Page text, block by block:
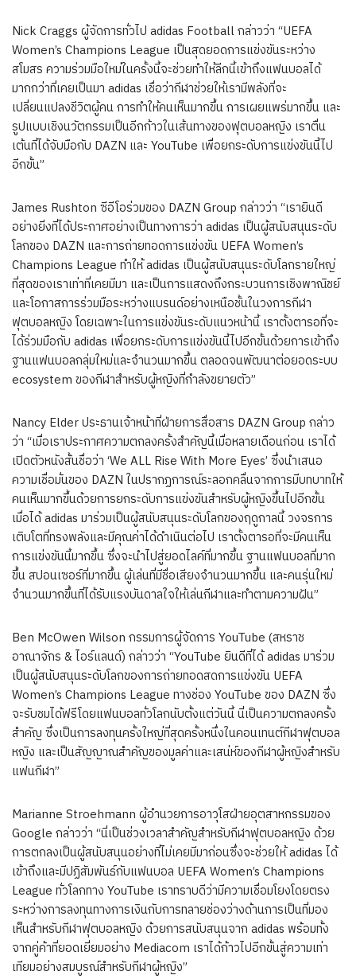
Nick Craggs ผู้จัดการทั่วไป adidas Football กล่าวว่า “UEFA
Women’s Champions League เป็นสุดยอดการแข่งขันระหว่าง
สโมสร ความร่วมมือใหม่ในครั้งนี้จะช่วยทำให้ลีกนี้เข้าถึงแฟนบอลได้
มากกว่าที่เคยเป็นมา adidas เชื่อว่ากีฬาช่วยให้เรามีพลังที่จะ
เปลี่ยนแปลงชีวิตผู้คน การทำให้คนเห็นมากขึ้น การเผยแพร่มากขึ้น และ
รูปแบบเชิงนวัตกรรมเป็นอีกก้าวในเส้นทางของฟุตบอลหญิง เราตื่น
เต้นที่ได้จับมือกับ DAZN และ YouTube เพื่อยกระดับการแข่งขันนี้ไป
อีกขั้น”
James Rushton ซีอีโอร่วมของ DAZN Group กล่าวว่า “เรายินดี
อย่างยิ่งที่ได้ประกาศอย่างเป็นทางการว่า adidas เป็นผู้สนับสนุนระดับ
โลกของ DAZN และการถ่ายทอดการแข่งขัน UEFA Women’s
Champions League ทำให้ adidas เป็นผู้สนับสนุนระดับโลกรายใหญ่
ที่สุดของเราเท่าที่เคยมีมา และเป็นการแสดงถึงกระบวนการเชิงพาณิชย์
และโอกาสการร่วมมือระหว่างแบรนด์อย่างเหนือชั้นในวงการกีฬา
ฟุตบอลหญิง โดยเฉพาะในการแข่งขันระดับแนวหน้านี้ เราตั้งตารอที่จะ
ได้ร่วมมือกับ adidas เพื่อยกระดับการแข่งขันนี้ไปอีกขั้นด้วยการเข้าถึง
ฐานแฟนบอลกลุ่มใหม่และจำนวนมากขึ้น ตลอดจนพัฒนาต่อยอดระบบ
ecosystem ของกีฬาสำหรับผู้หญิงที่กำลังขยายตัว”
Nancy Elder ประธานเจ้าหน้าที่ฝ่ายการสื่อสาร DAZN Group กล่าว
ว่า “เมื่อเราประกาศความตกลงครั้งสำคัญนี้เมื่อหลายเดือนก่อน เราได้
เปิดตัวหนังสั้นชื่อว่า ‘We ALL Rise With More Eyes’ ซึ่งนำเสนอ
ความเชื่อมั่นของ DAZN ในปรากฏการณ์ระลอกคลื่นจากการมีบทบาทให้
คนเห็นมากขึ้นด้วยการยกระดับการแข่งขันสำหรับผู้หญิงขึ้นไปอีกขั้น
เมื่อได้ adidas มาร่วมเป็นผู้สนับสนุนระดับโลกของฤดูกาลนี้ วงจรการ
เติบโตที่ทรงพลังและมีคุณค่าได้ดำเนินต่อไป เราตั้งตารอที่จะมีคนเห็น
การแข่งขันนี้มากขึ้น ซึ่งจะนำไปสู่ยอดไลค์ที่มากขึ้น ฐานแฟนบอลที่มาก
ขึ้น สปอนเซอร์ที่มากขึ้น ผู้เล่นที่มีชื่อเสียงจำนวนมากขึ้น และคนรุ่นใหม่
จำนวนมากขึ้นที่ได้รับแรงบันดาลใจให้เล่นกีฬาและทำตามความฝัน”
Ben McOwen Wilson กรรมการผู้จัดการ YouTube (สหราช
อาณาจักร & ไอร์แลนด์) กล่าวว่า “YouTube ยินดีที่ได้ adidas มาร่วม
เป็นผู้สนับสนุนระดับโลกของการถ่ายทอดสดการแข่งขัน UEFA
Women’s Champions League ทางช่อง YouTube ของ DAZN ซึ่ง
จะรับชมได้ฟรีโดยแฟนบอลทั่วโลกนับตั้งแต่วันนี้ นี่เป็นความตกลงครั้ง
สำคัญ ซึ่งเป็นการลงทุนครั้งใหญ่ที่สุดครั้งหนึ่งในคอนเทนต์กีฬาฟุตบอล
หญิง และเป็นสัญญาณสำคัญของมูลค่าและเสน่ห์ของกีฬาผู้หญิงสำหรับ
แฟนกีฬา”
Marianne Stroehmann ผู้อำนวยการอาวุโสฝ่ายอุตสาหกรรมของ
Google กล่าวว่า “นี่เป็นช่วงเวลาสำคัญสำหรับกีฬาฟุตบอลหญิง ด้วย
การตกลงเป็นผู้สนับสนุนอย่างที่ไม่เคยมีมาก่อนซึ่งจะช่วยให้ adidas ได้
เข้าถึงและมีปฏิสัมพันธ์กับแฟนบอล UEFA Women’s Champions
League ทั่วโลกทาง YouTube เราทราบดีว่ามีความเชื่อมโยงโดยตรง
ระหว่างการลงทุนทางการเงินกับการทลายช่องว่างด้านการเป็นที่มอง
เห็นสำหรับกีฬาฟุตบอลหญิง ด้วยการสนับสนุนจาก adidas พร้อมทั้ง
จากคู่ค้าที่ยอดเยี่ยมอย่าง Mediacom เราได้ก้าวไปอีกขั้นสู่ความเท่า
เทียมอย่างสมบูรณ์สำหรับกีฬาผู้หญิง”